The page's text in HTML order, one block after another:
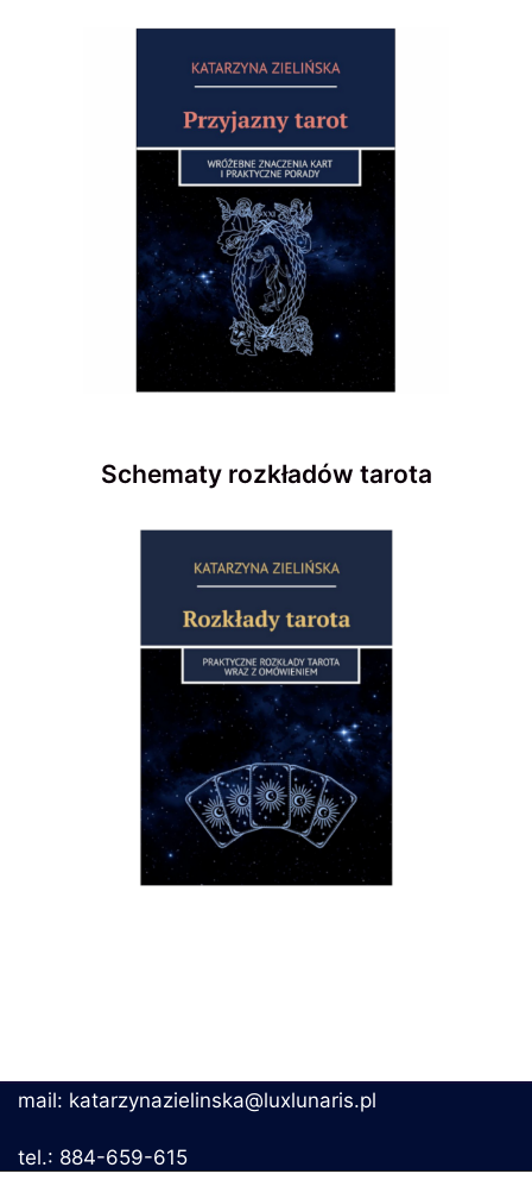
Schematy rozkładów tarota
mail: katarzynazielinska@luxlunaris.pl
tel.: 884-659-615